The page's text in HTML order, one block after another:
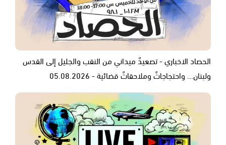
الحصاد الاخباري - تصعيدٌ ميداني من النقب والجليل إلى القدس
ولبنان... واحتجاجاتٌ وملاحقاتٌ قضائية - 05.08.2026